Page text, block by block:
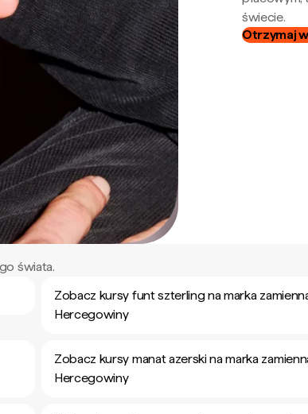
świecie.
Otrzymaj
świata.
Zobacz kursy funt szterling na marka
Hercegowiny
Zobacz kursy manat azerski na marka
Hercegowiny